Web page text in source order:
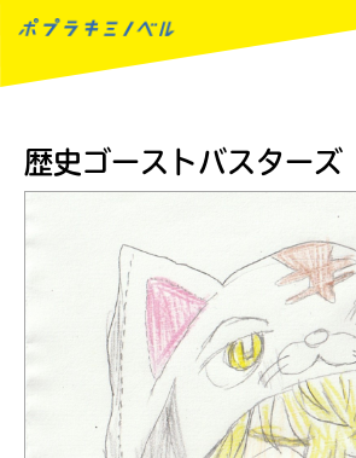
歴史ゴーストバスターズ